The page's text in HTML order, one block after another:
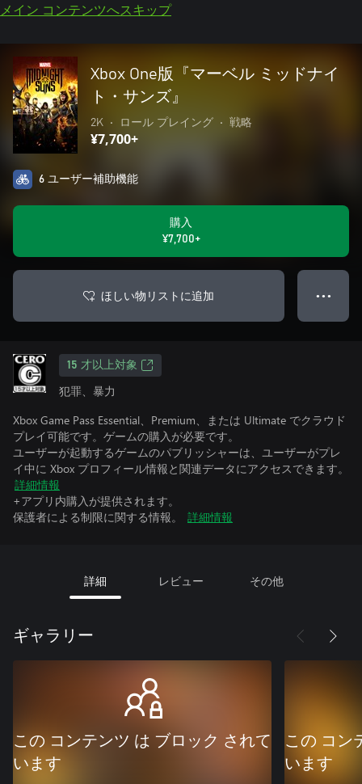
メイン コンテンツへスキップ
Xbox One版『マーベル ミッドナイ
ト・サンズ』
2K • ロール プレイング • 戦略
¥7,700+
6 ユーザー補助機能
購入
¥7,700+
ほしい物リストに追加 ● ● ●
15 才以上対象
犯罪、暴力
Xbox Game Pass Essential、Premium、または Ultimate でクラウド
プレイ可能です。ゲームの購入が必要です。
ユーザーが起動するゲームのパブリッシャーは、ユーザーがプレ
イ中に Xbox プロフィール情報と関連データにアクセスできます。
詳細情報
+アプリ内購入が提供されます。
保護者による制限に関する情報。
詳細情報
詳細 レビュー その他
ギャラリー
この コンテンツ は ブロック されて
います
この コン
います